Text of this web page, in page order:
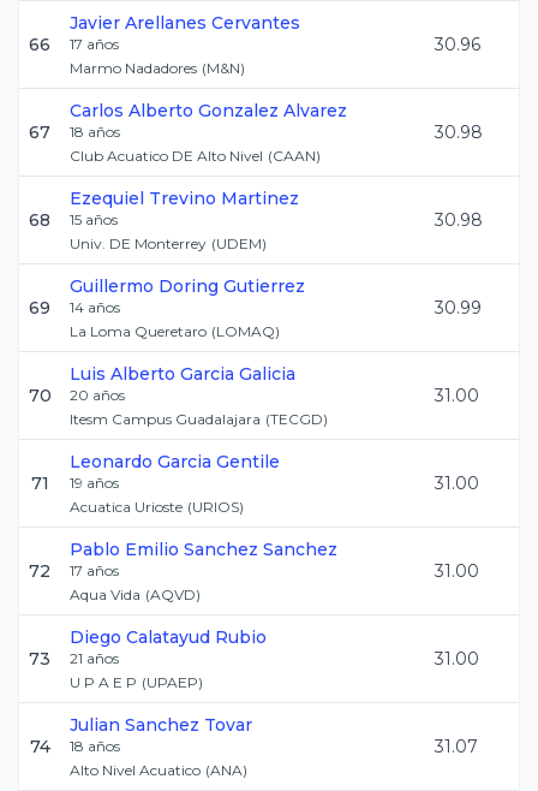
66
Javier Arellanes Cervantes
17 años
Marmo Nadadores (M&N)
30.96
67
Carlos Alberto Gonzalez Alvarez
18 años
Club Acuatico DE Alto Nivel (CAAN)
30.98
68
Ezequiel Trevino Martinez
15 años
Univ. DE Monterrey (UDEM)
30.98
69
Guillermo Doring Gutierrez
14 años
La Loma Queretaro (LOMAQ)
30.99
70
Luis Alberto Garcia Galicia
20 años
Itesm Campus Guadalajara (TECGD)
31.00
71
Leonardo Garcia Gentile
19 años
Acuatica Urioste (URIOS)
31.00
72
Pablo Emilio Sanchez Sanchez
17 años
Aqua Vida (AQVD)
31.00
73
Diego Calatayud Rubio
21 años
U P A E P (UPAEP)
31.00
74
Julian Sanchez Tovar
18 años
Alto Nivel Acuatico (ANA)
31.07